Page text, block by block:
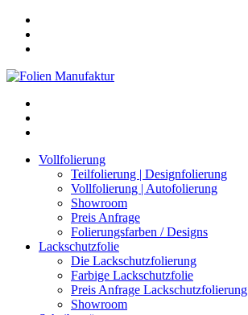
Vollfolierung
Teilfolierung | Designfolierung
Vollfolierung | Autofolierung
Showroom
Preis Anfrage
Folierungsfarben / Designs
Lackschutzfolie
Die Lackschutzfolierung
Farbige Lackschutzfolie
Preis Anfrage Lackschutzfolierung
Showroom